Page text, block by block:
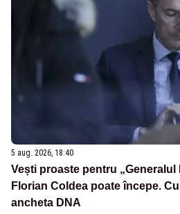
5 aug. 2026, 18:40
Vești proaste pentru
Florian Coldea poate începe.
ancheta DNA